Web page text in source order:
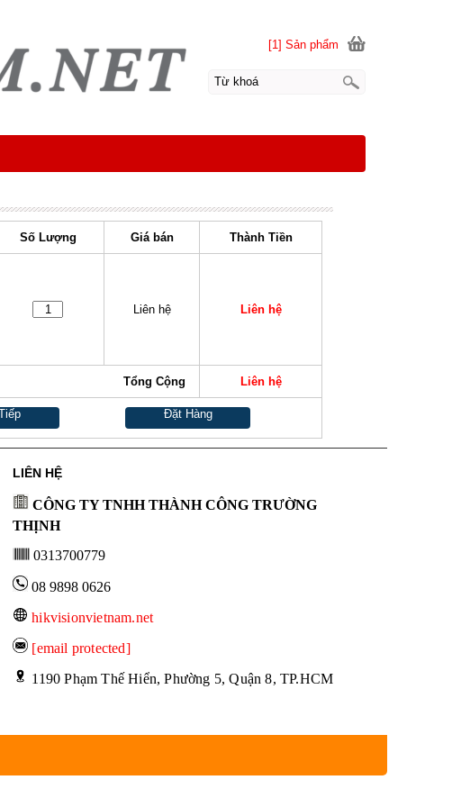
Số Lượng Giá bán Thành Tiền
Liên hệ Liên hệ
Tổng Cộng Liên hệ
Đặt Hàng
[1] Sản phẩm
LIÊN HỆ
CÔNG TY TNHH THÀNH CÔNG TRƯỜNG
THỊNH
0313700779
08 9898 0626
hikvisionvietnam.net
[email protected]
1190 Phạm Thế Hiển, Phường 5, Quận 8, TP.HCM